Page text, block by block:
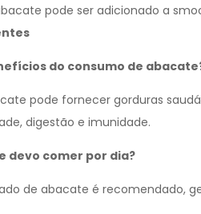
pode ser adicionado a
do consumo de
pode fornecer gorduras
digestão e imunidade.
devo comer por dia?
de abacate é recomendado,